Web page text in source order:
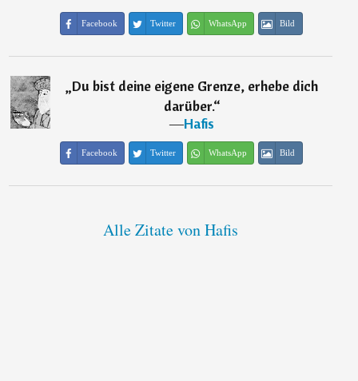
Facebook Twitter WhatsApp Bild
„Du bist deine eigene Grenze, erhebe dich
darüber.“
―Hafis
Facebook Twitter WhatsApp Bild
Alle Zitate von Hafis